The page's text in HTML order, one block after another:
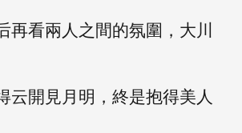
再看兩人之間的氛圍，大川
云開見月明，終是抱得美人